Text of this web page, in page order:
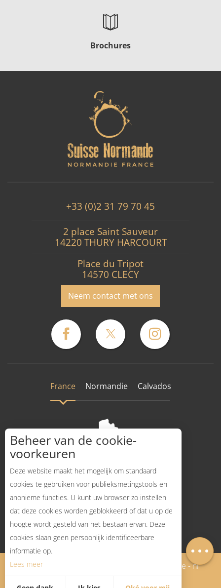
Kaart
Brochures
+33 (0)2 31 79 70 45
2 place Saint Sauveur
14220 THURY HARCOURT
Place du Tripot
14570 CLECY
Neem contact met ons
France Normandie Calvados
Hoe komt dat?
Mentions légales - Nederlands Plan du site - nl
Beheer van de cookie-
voorkeuren
Deze website maakt het mogelijk om standaard
cookies te gebruiken voor publieksmetingstools en
anonieme functies. U kunt uw browser zo instellen
dat deze cookies worden geblokkeerd of dat u op de
hoogte wordt gesteld van het bestaan ervan. Deze
cookies slaan geen persoonlijk identificeerbare
informatie op.
Lees meer